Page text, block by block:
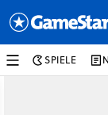
SPIELE